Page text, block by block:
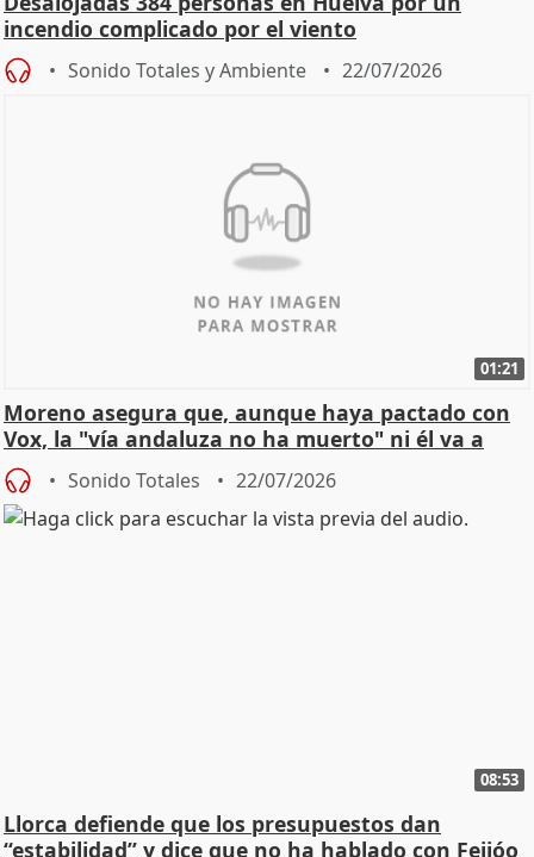
incendio complicado por el viento
Sonido Totales y Ambiente 22/07/2026
01:21
Moreno asegura que, aunque haya pactado con
Vox, la "vía andaluza no ha muerto" ni él va a
"cambiar"
Sonido Totales 22/07/2026
08:53
Llorca defiende que los presupuestos dan
“estabilidad” y dice que no ha hablado con Feijóo